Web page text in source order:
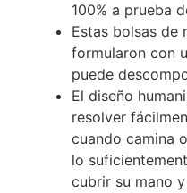
100% a prueba
Estas bolsas de
formularon con
puede
El diseño
resolver
cuando camina
lo
cubrir su mano